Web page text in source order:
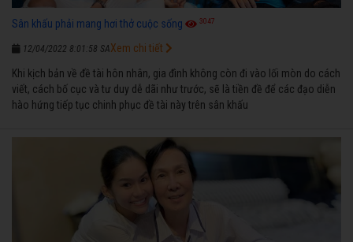
Sân khấu phải mang hơi thở cuộc sống 3047
12/04/2022 8:01:58 SA
Khi kịch bản về đề tài hôn nhân, gia đình không còn đi vào lối mòn do cách
viết, cách bố cục và tư duy dễ dãi như trước, sẽ là tiền đề để các đạo diễn
hào hứng tiếp tục chinh phục đề tài này trên sân khấu
Xem chi tiết